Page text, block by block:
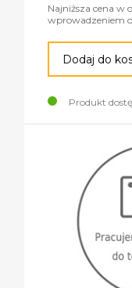
Najniższa cena w
wprowadzeniem
Dodaj do
Produkt